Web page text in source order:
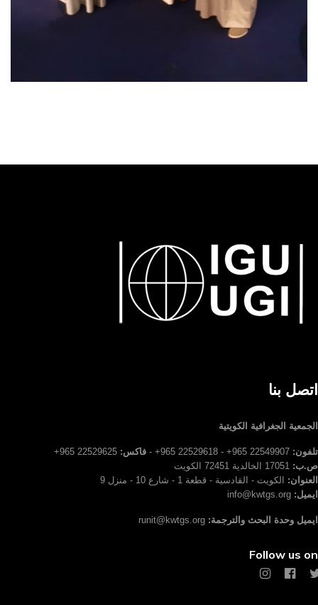
اتصل بنا
الجمعية الجغرافية الكويتية
تلفون: فاكس: 22529625 965+
ص.ب: 17051 الخالدية 72451 الكويت
العنوان:
الكويت - القادسية - قطعة 1 - شارع 10 - منزل 9
ايميل: info@kwtgs.org
ايميل وحدة البحث والترجمة: runit@kwtgs.org
Follow us on